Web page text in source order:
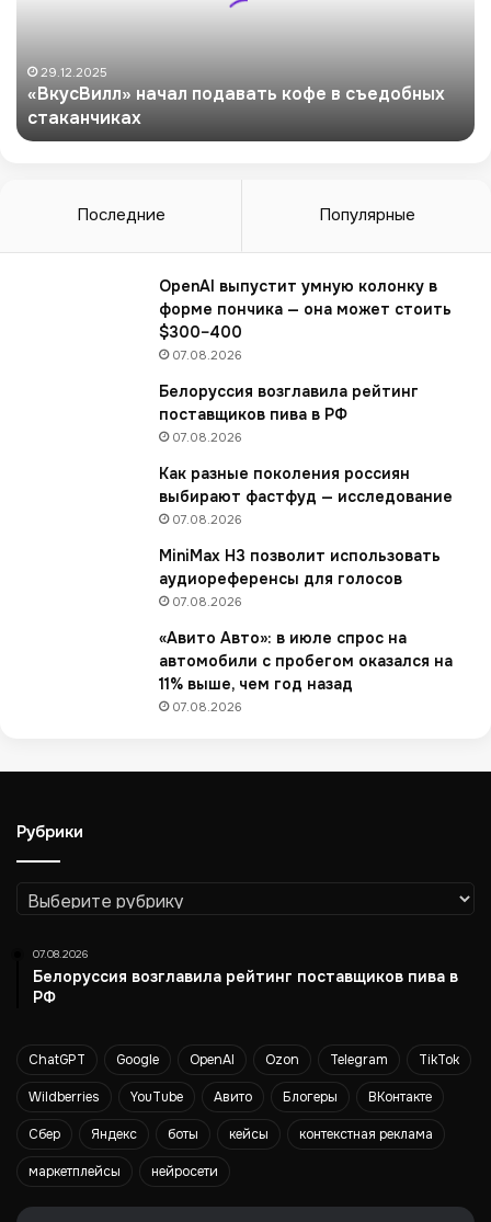
н
п
к
н
29.12.2025
«ВкусВилл» начал подавать кофе в съедобных
стаканчиках
Последние Популярные
OpenAI выпустит умную колонку в
форме пончика — она может стоить
$300–400
07.08.2026
Белоруссия возглавила рейтинг
поставщиков пива в РФ
07.08.2026
Как разные поколения россиян
выбирают фастфуд — исследование
07.08.2026
MiniMax H3 позволит использовать
аудиореференсы для голосов
07.08.2026
«Авито Авто»: в июле спрос на
автомобили с пробегом оказался на
11% выше, чем год назад
07.08.2026
Рубрики
Рубрики
07.08.2026
Белоруссия возглавила рейтинг поставщиков пива в
РФ
ChatGPT Google OpenAI Ozon Telegram TikTok
Wildberries YouTube Авито Блогеры ВКонтакте
Сбер Яндекс боты кейсы контекстная реклама
маркетплейсы нейросети